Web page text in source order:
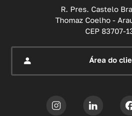
R. Pres. Castelo
Thomaz Coelho -
CEP 83707-
Área do